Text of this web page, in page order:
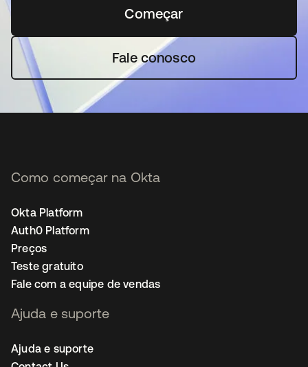
Começarabre em uma nova guia
Fale conosco
Como começar na Okta
Okta Platform
Auth0 Platform
Preços
Teste gratuito
Fale com a equipe de vendas
Ajuda e suporte
Ajuda e suporte